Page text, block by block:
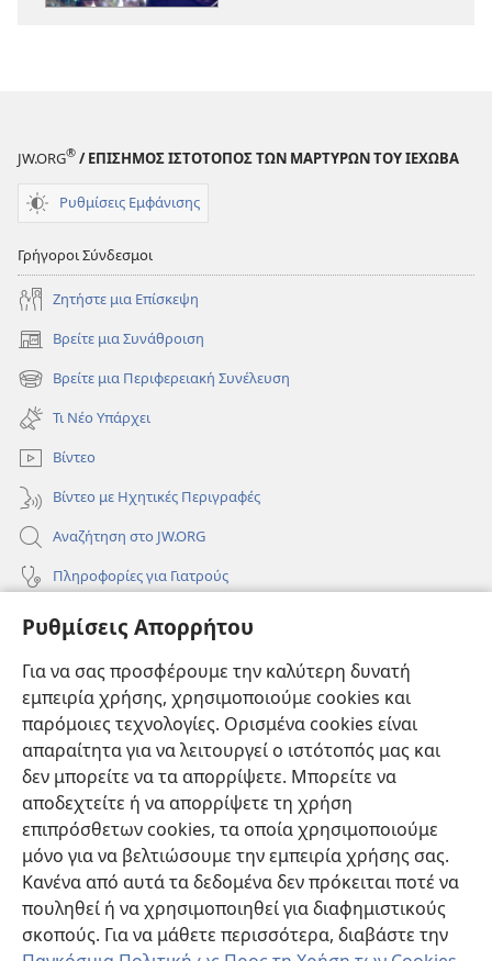
Ρυθμίσεις Απορρήτου
Για να σας προσφέρουμε την καλύτερη δυνατή
εμπειρία χρήσης, χρησιμοποιούμε cookies και
παρόμοιες τεχνολογίες. Ορισμένα cookies είναι
απαραίτητα για να λειτουργεί ο ιστότοπός μας και
δεν μπορείτε να τα απορρίψετε. Μπορείτε να
αποδεχτείτε ή να απορρίψετε τη χρήση
επιπρόσθετων cookies, τα οποία χρησιμοποιούμε
μόνο για να βελτιώσουμε την εμπειρία χρήσης σας.
Κανένα από αυτά τα δεδομένα δεν πρόκειται ποτέ να
πουληθεί ή να χρησιμοποιηθεί για διαφημιστικούς
σκοπούς. Για να μάθετε περισσότερα, διαβάστε την
JW.ORG® / ΕΠΙΣΗΜΟΣ ΙΣΤΟΤΟΠΟΣ ΤΩΝ ΜΑΡΤΥΡΩΝ ΤΟΥ ΙΕΧΩΒΑ
Ρυθμίσεις Εμφάνισης
Γρήγοροι Σύνδεσμοι
Ζητήστε μια Επίσκεψη
Βρείτε μια Συνάθροιση
(ανοίγει
νέο
παράθυρο)
Βρείτε μια Περιφερειακή Συνέλευση
(ανοίγει
νέο
παράθυρο)
Τι Νέο Υπάρχει
Βίντεο
Βίντεο με Ηχητικές Περιγραφές
Αναζήτηση στο JW.ORG
Πληροφορίες για Γιατρούς
Πληροφορίες για Επίσημους Φορείς και ΜΜΕ
Συνεισφορές
(ανοίγει
παράθυρο)ΔΙΑΔΙΚΤΥΑΚΗ ΒΙΒΛΙΟΘΗΚΗ της Σκοπιάς™
(ανοίγει
νέο
παράθυρο)
JW Hub
(ανοίγει
νέο
παράθυρο)JW Library®
Βιβλιοθήκη της Σκοπιάς